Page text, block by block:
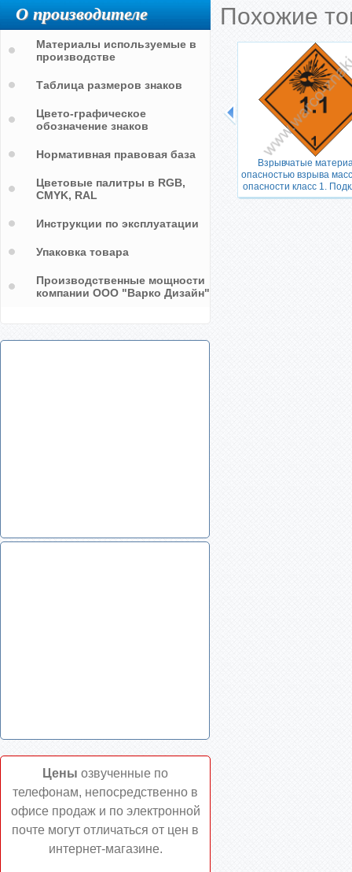
Похожие
Взрывчатые
опасностью взрыва
опасности класс 1.
О производителе
Материалы используемые в
производстве
Таблица размеров знаков
Цвето-графическое
обозначение знаков
Нормативная правовая база
Цветовые палитры в RGB,
CMYK, RAL
Инструкции по эксплуатации
Упаковка товара
Производственные мощности
компании ООО "Варко Дизайн"
Цены озвученные по
телефонам, непосредственно в
офисе продаж и по электронной
почте могут отличаться от цен в
интернет-магазине.